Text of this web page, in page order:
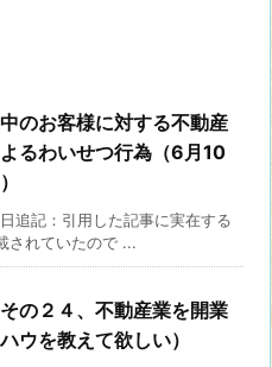
のお客様に対する不動産
るわいせつ行為（6月10
追記：引用した記事に実在する
されていたので ...
の２４、不動産業を開業
ウを教えて欲しい）